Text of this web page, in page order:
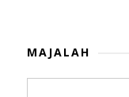
MAJALAH